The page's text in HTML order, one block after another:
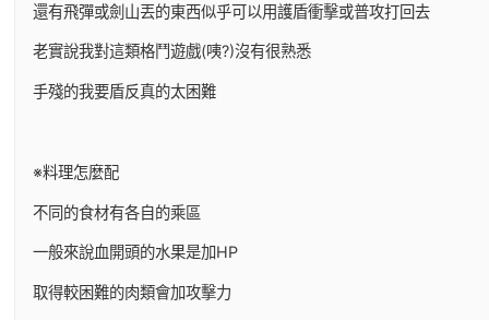
還有飛彈或劍山丟的東西似乎可以用護盾衝擊或普攻打回去
老實說我對這類格鬥遊戲(咦?)沒有很熟悉
手殘的我要盾反真的太困難
※料理怎麼配
不同的食材有各自的乘區
一般來說血開頭的水果是加HP
取得較困難的肉類會加攻擊力